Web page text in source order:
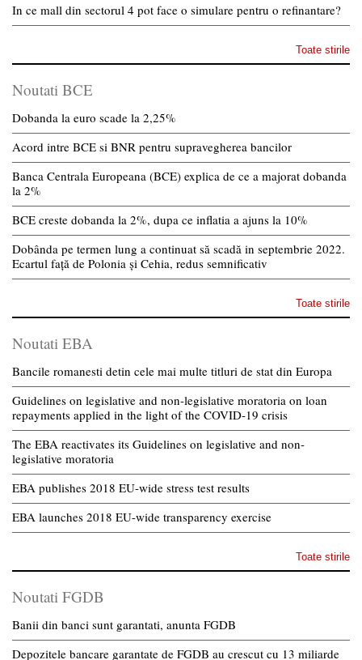
In ce mall din sectorul 4 pot face o simulare pentru o refinantare?
Toate stirile
Noutati BCE
Dobanda la euro scade la 2,25%
Acord intre BCE si BNR pentru supravegherea bancilor
Banca Centrala Europeana (BCE) explica de ce a majorat dobanda
la 2%
BCE creste dobanda la 2%, dupa ce inflatia a ajuns la 10%
Dobânda pe termen lung a continuat să scadă in septembrie 2022.
Ecartul față de Polonia și Cehia, redus semnificativ
Toate stirile
Noutati EBA
Bancile romanesti detin cele mai multe titluri de stat din Europa
Guidelines on legislative and non-legislative moratoria on loan
repayments applied in the light of the COVID-19 crisis
The EBA reactivates its Guidelines on legislative and non-
legislative moratoria
EBA publishes 2018 EU-wide stress test results
EBA launches 2018 EU-wide transparency exercise
Toate stirile
Noutati FGDB
Banii din banci sunt garantati, anunta FGDB
Depozitele bancare garantate de FGDB au crescut cu 13 miliarde